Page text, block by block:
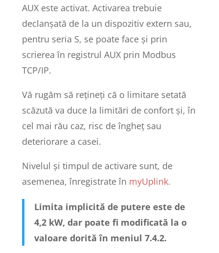
AUX este activat. Activarea trebuie
declanșată de la un dispozitiv extern sau,
pentru seria S, se poate face și prin
scrierea în registrul AUX prin Modbus
TCP/IP.
Vă rugăm să rețineți că o limitare setată
scăzută va duce la limitări de confort și, în
cel mai rău caz, risc de îngheț sau
deteriorare a casei.
Nivelul și timpul de activare sunt, de
asemenea, înregistrate în myUplink.
Limita implicită de putere este de
4,2 kW, dar poate fi modificată la o
valoare dorită în meniul 7.4.2.